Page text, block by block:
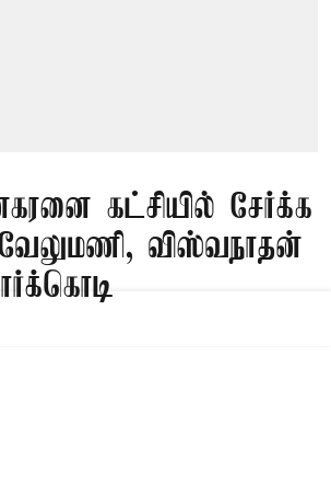
கட்சியில் சேர்க்க
விஸ்வநாதன்